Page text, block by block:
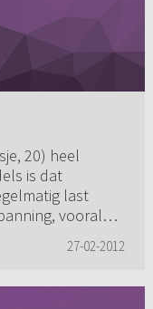
20) heel
is dat
last
vooral
27-02-2012